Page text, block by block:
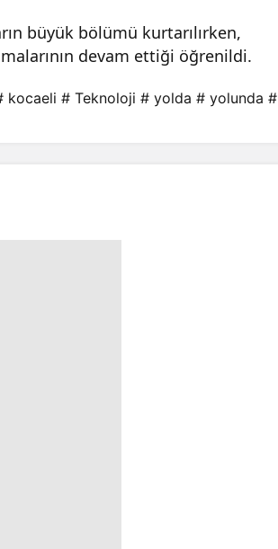
büyük bölümü kurtarılırken,
devam ettiği öğrenildi.
kocaeli # Teknoloji # yolda # yolunda #